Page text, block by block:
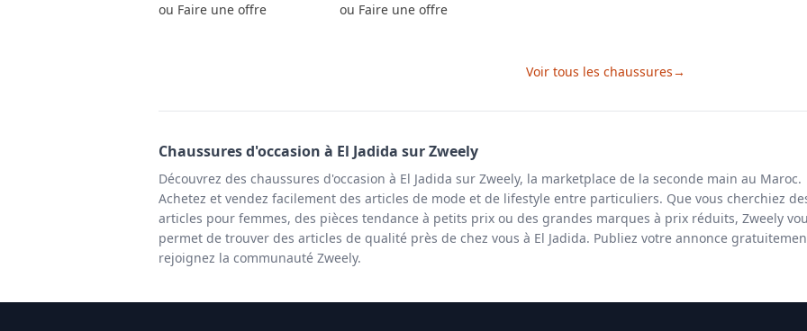
ou Faire une offre ou Faire une offre
Voir tous les chaussures→
Chaussuresd'occasion à El Jadida sur Zweely
Découvrez des chaussures d'occasion à El Jadida sur Zweely, la marketplace de la seconde main au Maroc.
Achetez et vendez facilement des articles de mode et de lifestyle entre particuliers. Que vous cherchiez
articles pour femmes, des pièces tendance à petits prix ou des grandes marques à prix réduits, Zweely
permet de trouver des articles de qualité près de chez vous à El Jadida. Publiez votre annonce
rejoignez la communauté Zweely.